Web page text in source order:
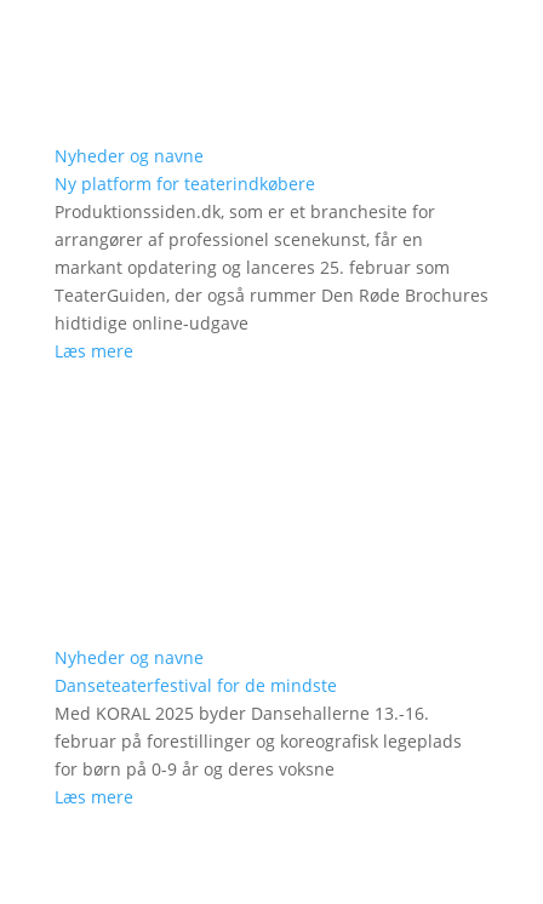
Nyheder og navne
Ny platform for teaterindkøbere
Produktionssiden.dk, som er et branchesite for
arrangører af professionel scenekunst, får en
markant opdatering og lanceres 25. februar som
TeaterGuiden, der også rummer Den Røde Brochures
hidtidige online-udgave
Læs mere
Nyheder og navne
Danseteaterfestival for de mindste
Med KORAL 2025 byder Dansehallerne 13.-16.
februar på forestillinger og koreografisk legeplads
for børn på 0-9 år og deres voksne
Læs mere